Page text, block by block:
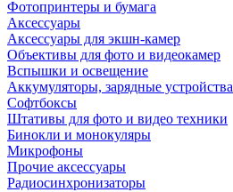
Фотопринтеры и бумага
Аксессуары
Аксессуары для экшн-камер
Объективы для фото и видеокамер
Вспышки и освещение
Аккумуляторы, зарядные устройства
Софтбоксы
Штативы для фото и видео техники
Бинокли и монокуляры
Микрофоны
Прочие аксессуары
Радиосинхронизаторы